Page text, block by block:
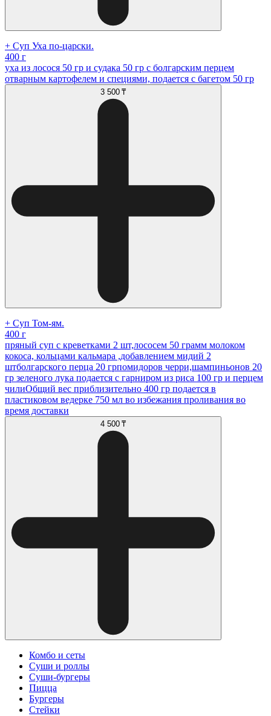
+ Суп Уха по-царски.
400 г
уха из лосося 50 гр и судака 50 гр с болгарским перцем
отварным картофелем и специями, подается с багетом 50 гр
3 500 ₸
+ Суп Том-ям.
400 г
пряный суп с креветками 2 шт,лососем 50 грамм молоком
кокоса, кольцами кальмара ,добавлением мидий 2
штболгарского перца 20 грпомидоров черри,шампиньонов 20
гр зеленого лука подается с гарниром из риса 100 гр и перцем
чилиОбщий вес приблизительно 400 гр подается в
пластиковом ведерке 750 мл во избежания проливания во
время доставки
4 500 ₸
Комбо и сеты
Суши и роллы
Суши-бургеры
Пицца
Бургеры
Стейки